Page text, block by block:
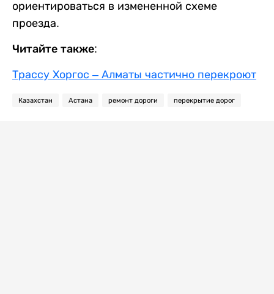
ориентироваться в измененной схеме
проезда.
Читайте также:
Трассу Хоргос – Алматы частично перекроют
Казахстан Астана ремонт дороги перекрытие дорог